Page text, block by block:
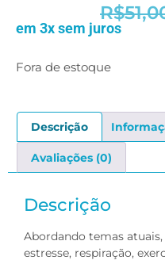
R$
em 3x sem juros
Fora de estoque
Descrição
Avaliações (0)
Descrição
Abordando temas
estresse, respiração,